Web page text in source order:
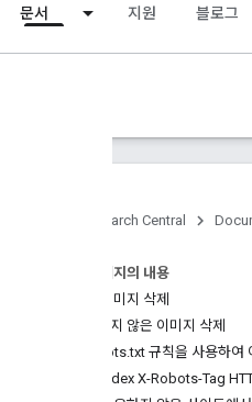
문서 지원 블로그
Search Central
이 페이지의 내용
긴급 이미지 삭제
긴급하지 않은 이미지 삭제
robots.txt 규칙을 사용하여
noindex X-Robots-Tag